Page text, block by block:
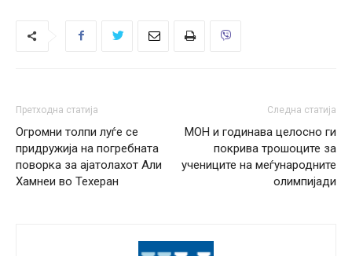
Претходна статија
Огромни толпи луѓе се
придружија на погребната
поворка за ајатолахот Али
Хамнеи во Техеран
Следна статија
МОН и годинава целосно ги
покрива трошоците за
учениците на меѓународните
олимпијади